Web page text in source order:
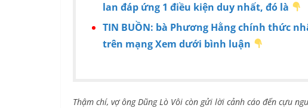
lan đáp ứng 1 điều kiện duy nhất, đó là
TIN BUỒN: bà Phương Hằng chính thức
trên mạng Xem dưới bình luận
Thậm chí, vợ ông Dũng Lò Vôi còn gửi lời cảnh cáo đến cựu